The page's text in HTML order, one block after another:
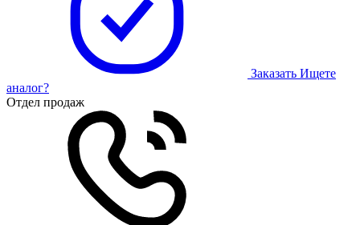
Заказать Ищете
аналог?
Отдел продаж